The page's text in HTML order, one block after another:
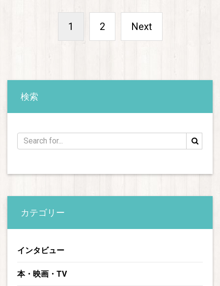
1 2 Next
検索
カテゴリー
インタビュー
本・映画・TV